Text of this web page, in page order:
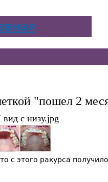
"пошел 2
с низу.jpg
с этого ракурса